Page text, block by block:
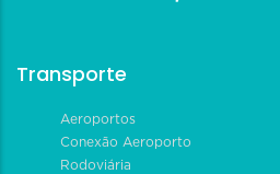
Transporte
Aeroportos
Conexão Aeroporto
Rodoviária